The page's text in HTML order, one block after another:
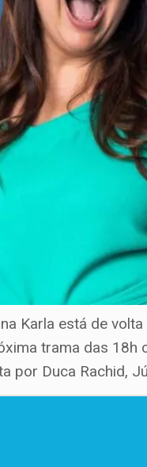
Karla está de
trama das
por Duca Rachid,